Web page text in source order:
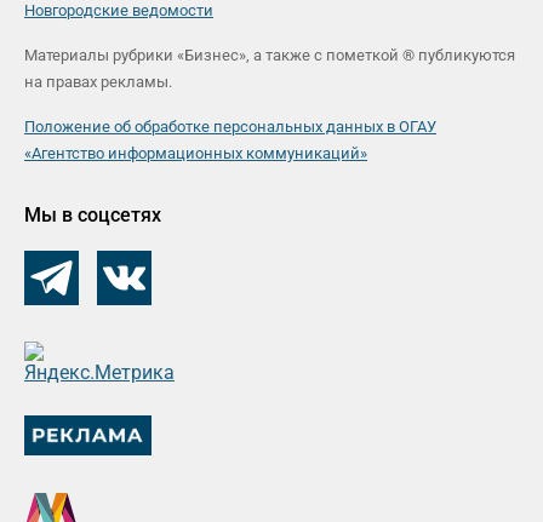
Новгородские ведомости
Материалы рубрики «Бизнес», а также с пометкой ® публикуются
на правах рекламы.
Положение об обработке персональных данных в ОГАУ
«Агентство информационных коммуникаций»
Мы в соцсетях